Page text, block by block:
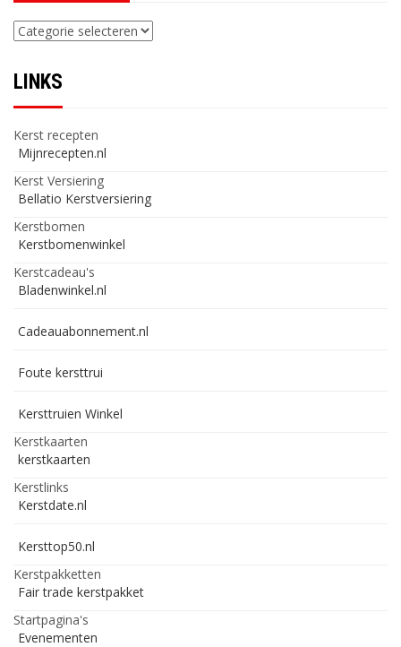
Categorieën
LINKS
Kerst recepten
Mijnrecepten.nl
Kerst Versiering
Bellatio Kerstversiering
Kerstbomen
Kerstbomenwinkel
Kerstcadeau's
Bladenwinkel.nl
Cadeauabonnement.nl
Foute kersttrui
Kersttruien Winkel
Kerstkaarten
kerstkaarten
Kerstlinks
Kerstdate.nl
Kersttop50.nl
Kerstpakketten
Fair trade kerstpakket
Startpagina's
Evenementen